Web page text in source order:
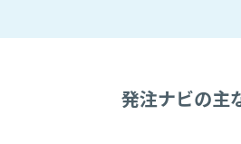
発注ナビの主